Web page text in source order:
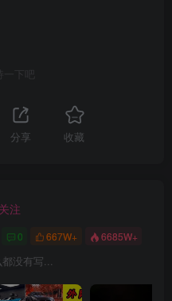
一下吧
分享 收藏
关注
0 667W+ 6685W+
没有写...